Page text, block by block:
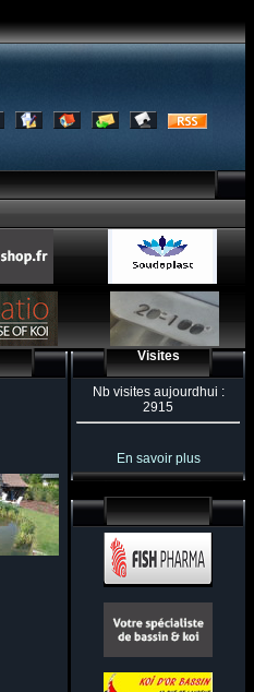
Visites
Nb visites aujourdhui :
2915
En savoir plus